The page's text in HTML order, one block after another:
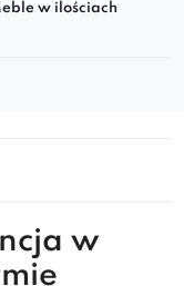
w ilościach
w